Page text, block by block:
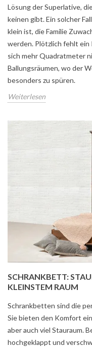
Lösung der Superlative,
keinen gibt. Ein solcher
klein ist, die Familie
werden. Plötzlich fehlt ein
sich mehr Quadratmeter
Ballungsräumen, wo der
besonders zu spüren.
Weiterlesen
SCHRANKBETT:
KLEINSTEM RAUM
Schrankbetten sind die
Sie bieten den Komfort
aber auch viel Stauraum.
hochgeklappt und